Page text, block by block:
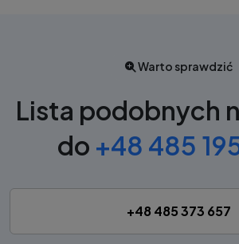
Warto sprawdzić
Lista podobnych
do +48 485
+48 485 373 657